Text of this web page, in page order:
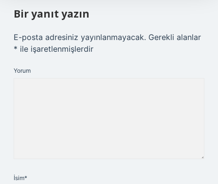
Bir yanıt yazın
E-posta adresiniz yayınlanmayacak. Gerekli alanlar
* ile işaretlenmişlerdir
Yorum
İsim*